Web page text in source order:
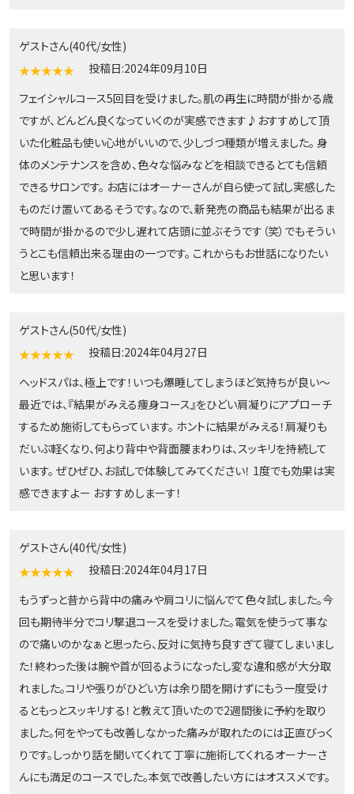
ゲストさん(40代/女性)
★★★★★
投稿日:2024年09月10日
フェイシャルコース5回目を受けました。肌の再生に時間が掛かる歳
ですが、どんどん良くなっていくのが実感できます♪おすすめして頂
いた化粧品も使い心地がいいので、少しづつ種類が増えました。 身
体のメンテナンスを含め、色々な悩みなどを相談できるとても信頼
できるサロンです。 お店にはオーナーさんが自ら使って試し実感した
ものだけ置いてあるそうです。なので、新発売の商品も結果が出るま
で時間が掛かるので少し遅れて店頭に並ぶそうです（笑）でもそうい
うとこも信頼出来る理由の一つです。 これからもお世話になりたい
と思います！
ゲストさん(50代/女性)
★★★★★
投稿日:2024年04月27日
ヘッドスパは、極上です！いつも爆睡してしまうほど気持ちが良い〜
最近では、『結果がみえる痩身コース』をひどい肩凝りにアプローチ
するため施術してもらっています。 ホントに結果がみえる！肩凝りも
だいぶ軽くなり、何より背中や背面腰まわりは、スッキリを持続して
います。 ぜひぜひ、お試しで体験してみてください！ 1度でも効果は実
感できますよー おすすめしまーす！
ゲストさん(40代/女性)
★★★★★
投稿日:2024年04月17日
もうずっと昔から背中の痛みや肩コリに悩んでて色々試しました。今
回も期待半分でコリ撃退コースを受けました。電気を使うって事な
ので痛いのかなぁと思ったら、反対に気持ち良すぎて寝てしまいまし
た！終わった後は腕や首が回るようになったし変な違和感が大分取
れました。コリや張りがひどい方は余り間を開けずにもう一度受け
るともっとスッキリする！と教えて頂いたので2週間後に予約を取り
ました。何をやっても改善しなかった痛みが取れたのには正直びっく
りです。しっかり話を聞いてくれて丁寧に施術してくれるオーナーさ
んにも満足のコースでした。本気で改善したい方にはオススメです。